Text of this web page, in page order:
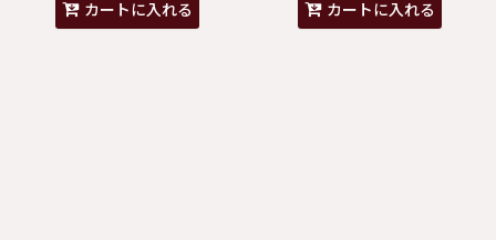
カートに入れる カートに入れる